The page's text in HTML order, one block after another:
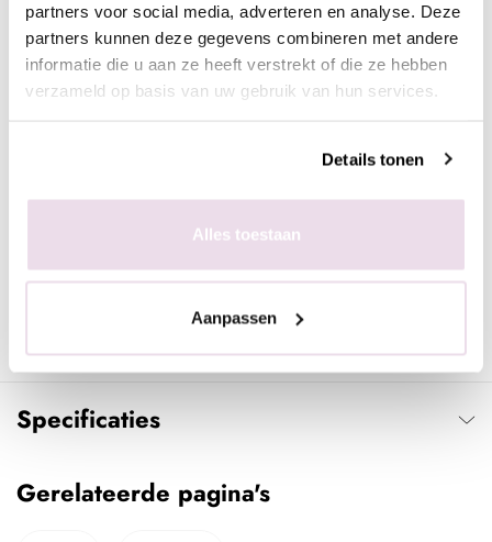
partners voor social media, adverteren en analyse. Deze
partners kunnen deze gegevens combineren met andere
informatie die u aan ze heeft verstrekt of die ze hebben
verzameld op basis van uw gebruik van hun services.
Details tonen
Alles toestaan
Aanpassen
Werkwijze:
- Bereid de natuurlijke nagel voor door de glans te verwijderen
en dehydrateer de natuurlijke nagel met Magic Prep
- Breng de NeXt Bond aan
minuten UV, 30 sec LED)
- Vijl het product na het uitharden in model en breng een
Specificaties
Gerelateerde pagina's